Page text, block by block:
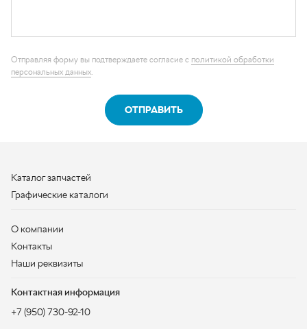
Каталог запчастей
Контактная информация
+7 (950) 730-92-10
uralavtozap@yandex.ru
г. Миасс, Тургоякское шоссе, д. 11/63
Полная контактная информация